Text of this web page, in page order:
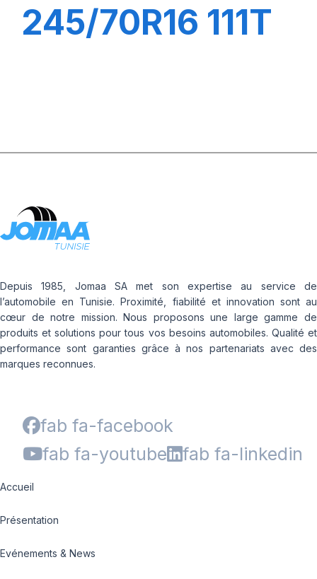
245/70R16 111T
Depuis 1985, Jomaa SA met son expertise au service de
l’automobile en Tunisie. Proximité, fiabilité et innovation sont au
cœur de notre mission. Nous proposons une large gamme de
produits et solutions pour tous vos besoins automobiles. Qualité et
performance sont garanties grâce à nos partenariats avec des
marques reconnues.
fab fa-facebook
fab fa-youtube
fab fa-linkedin
Accueil
Présentation
Evénements & News